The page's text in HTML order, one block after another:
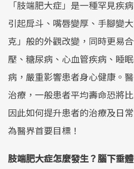
「肢端肥大症」是一種罕見疾
引起戽斗、嘴唇變厚、手腳變
克」般的外觀改變，同時更易
壓、糖尿病、心血管疾病、睡
病，嚴重影響患者身心健康。
治療，一般患者平均壽命恐將
因此如何提升患者的治療及日
為醫界首要目標！
肢端肥大症怎麼發生？腦下垂